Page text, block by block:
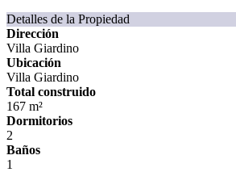
Detalles de la Propiedad
Dirección
Villa Giardino
Ubicación
Villa Giardino
Total construido
167 m²
Dormitorios
2
Baños
1